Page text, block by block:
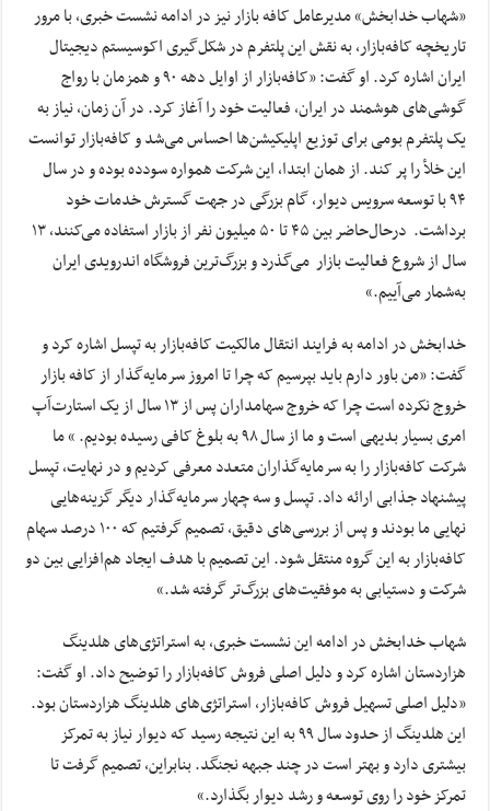
«شهاب خدابخش» مدیرعامل کافه بازار نیز در ادامه نشست خبری، با مرور
تاریخچه کافه‌بازار، به نقش این پلتفرم در شکل‌گیری اکوسیستم دیجیتال
ایران اشاره کرد. او گفت: «کافه‌بازار از اوایل دهه ۹۰ و همزمان با رواج
گوشی‌های هوشمند در ایران، فعالیت خود را آغاز کرد. در آن زمان، نیاز به
یک پلتفرم بومی برای توزیع اپلیکیشن‌ها احساس می‌شد و کافه‌بازار توانست
این خلأ را پر کند. از همان ابتدا، این شرکت همواره سودده بوده و در سال
۹۴ با توسعه سرویس دیوار، گام بزرگی در جهت گسترش خدمات خود
برداشت.
درحال‌حاضر بین ۴۵ تا ۵۰ میلیون نفر از بازار استفاده می‌‌کنند، ۱۳
سال از شروع فعالیت بازار می‌‌گذرد و بزرگ‌ترین فروشگاه اندرویدی ایران
به‌شمار می‌‌آییم.»
خدابخش در ادامه به فرایند انتقال مالکیت کافه‌بازار به تپسل اشاره کرد و
گفت: «من باور دارم باید بپرسیم که چرا تا امروز سرمایه‌گذار از کافه بازار
خروج نکرده است چرا که خروج سهامداران پس از ۱۳ سال از یک استارت‌آپ
امری بسیار بدیهی است و ما از سال ۹۸ به بلوغ کافی رسیده بودیم.
» ما
شرکت کافه‌بازار را به سرمایه‌گذاران متعدد معرفی کردیم و در نهایت، تپسل
پیشنهاد جذابی ارائه داد. تپسل و سه چهار سرمایه‌گذار دیگر گزینه‌هایی
نهایی ما بودند و پس از بررسی‌های دقیق، تصمیم گرفتیم که ۱۰۰ درصد سهام
کافه‌بازار به این گروه منتقل شود. این تصمیم با هدف ایجاد هم‌افزایی بین دو
شرکت و دستیابی به موفقیت‌های بزرگ‌تر گرفته شد.»
شهاب خدابخش در ادامه این نشست خبری، به استراتژی‌های هلدینگ
هزاردستان اشاره کرد و دلیل اصلی فروش کافه‌بازار را توضیح داد. او گفت:
«دلیل اصلی تسهیل فروش کافه‌بازار، استراتژی‌های هلدینگ هزاردستان بود.
این هلدینگ از حدود سال ۹۹ به این نتیجه رسید که دیوار نیاز به تمرکز
بیشتری دارد و بهتر است در چند جبهه نجنگد. بنابراین، تصمیم گرفت تا
تمرکز خود را روی توسعه و رشد دیوار بگذارد.»